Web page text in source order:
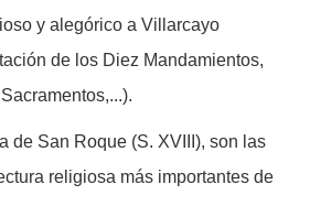
y alegórico a Villarcayo
de los Diez Mandamientos,
de San Roque (S. XVIII), son las
religiosa más importantes de